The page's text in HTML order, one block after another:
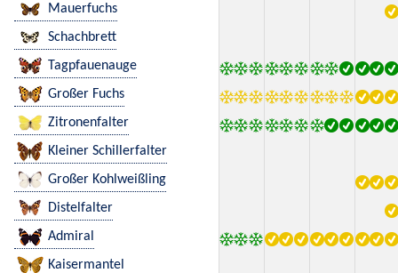
Mauerfuchs
Schachbrett
Tagpfauenauge
Großer Fuchs
Zitronenfalter
Kleiner Schillerfalter
Großer Kohlweißling
Distelfalter
Admiral
Kaisermantel